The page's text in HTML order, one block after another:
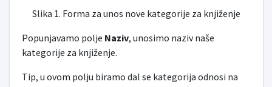
Slika 1. Forma za unos nove kategorije za knjiženje
Popunjavamo polje Naziv, unosimo naziv naše
kategorije za knjiženje.
Tip, u ovom polju biramo dal se kategorija odnosi na